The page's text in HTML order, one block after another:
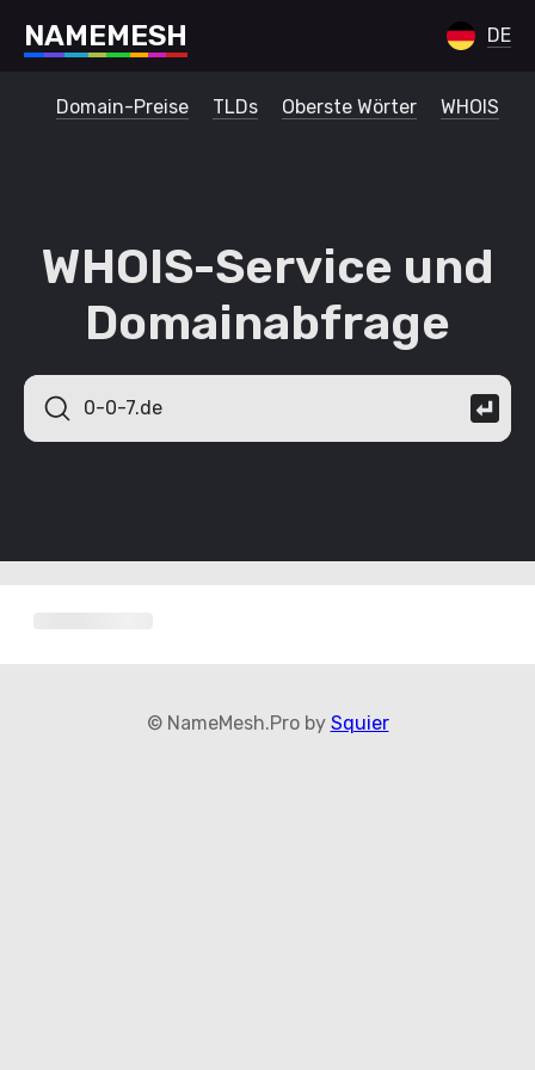
NAMEMESH DE
Domain-Preise TLDs Oberste Wörter WHOIS
WHOIS-Service und
Domainabfrage
© NameMesh.Pro by Squier